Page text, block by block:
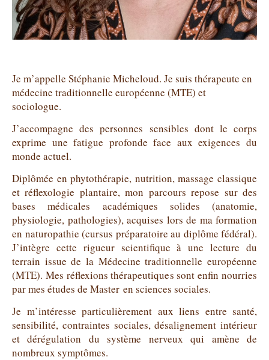
Je m’appelle Stéphanie Micheloud. Je suis thérapeute en
médecine traditionnelle européenne (MTE) et
sociologue.
J’accompagne des personnes sensibles dont le corps
exprime une fatigue profonde face aux exigences du
monde actuel.
Diplômée en phytothérapie, nutrition, massage classique
et réflexologie plantaire, mon parcours repose sur des
bases médicales académiques solides (anatomie,
physiologie, pathologies), acquises lors de ma formation
en naturopathie (cursus préparatoire au diplôme fédéral).
J’intègre cette rigueur scientifique à une lecture du
terrain issue de la Médecine traditionnelle européenne
(MTE). Mes réflexions thérapeutiques sont enfin nourries
par mes études de Master en sciences sociales.
Je m’intéresse particulièrement aux liens entre santé,
sensibilité, contraintes sociales, désalignement intérieur
et dérégulation du système nerveux qui amène de
nombreux symptômes.